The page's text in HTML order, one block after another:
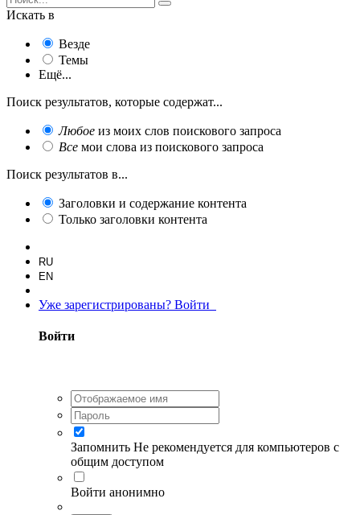
Искать в
Везде
Темы
Ещё...
Поиск результатов, которые содержат...
Любое из моих слов поискового запроса
Все мои слова из поискового запроса
Поиск результатов в...
Заголовки и содержание контента
Только заголовки контента
RU
EN
Уже зарегистрированы? Войти
Войти
Запомнить Не рекомендуется для компьютеров с
общим доступом
Войти анонимно